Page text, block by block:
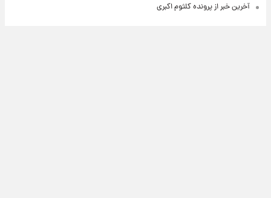
آخرین خبر از پرونده کلثوم اکبری